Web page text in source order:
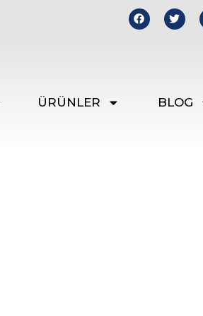
ÜRÜNLER BLOG